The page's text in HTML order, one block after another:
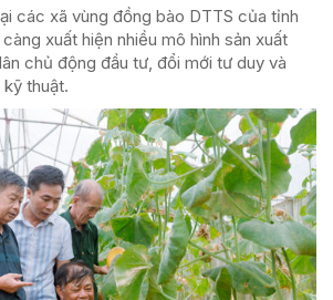
các xã vùng đồng bào DTTS của tỉnh
xuất hiện nhiều mô hình sản xuất
chủ động đầu tư, đổi mới tư duy và
thuật.